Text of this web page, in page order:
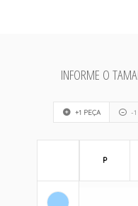
INFORME O
+1 PEÇA -1
P